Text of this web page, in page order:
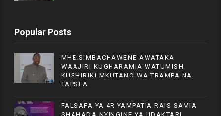
Popular Posts
MHE.SIMBACHAWENE AWATAKA
WAAJIRI KUGHARAMIA WATUMISHI
KUSHIRIKI MKUTANO WA TRAMPA NA
TAPSEA
FALSAFA YA 4R YAMPATIA RAIS SAMIA
SHAHADA NYINGINE YA UDAKTARI